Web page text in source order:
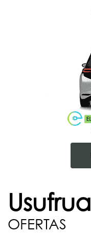
Usufrua
OFERTAS